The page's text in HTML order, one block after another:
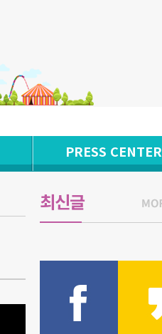
PRESS CENTER
최신글